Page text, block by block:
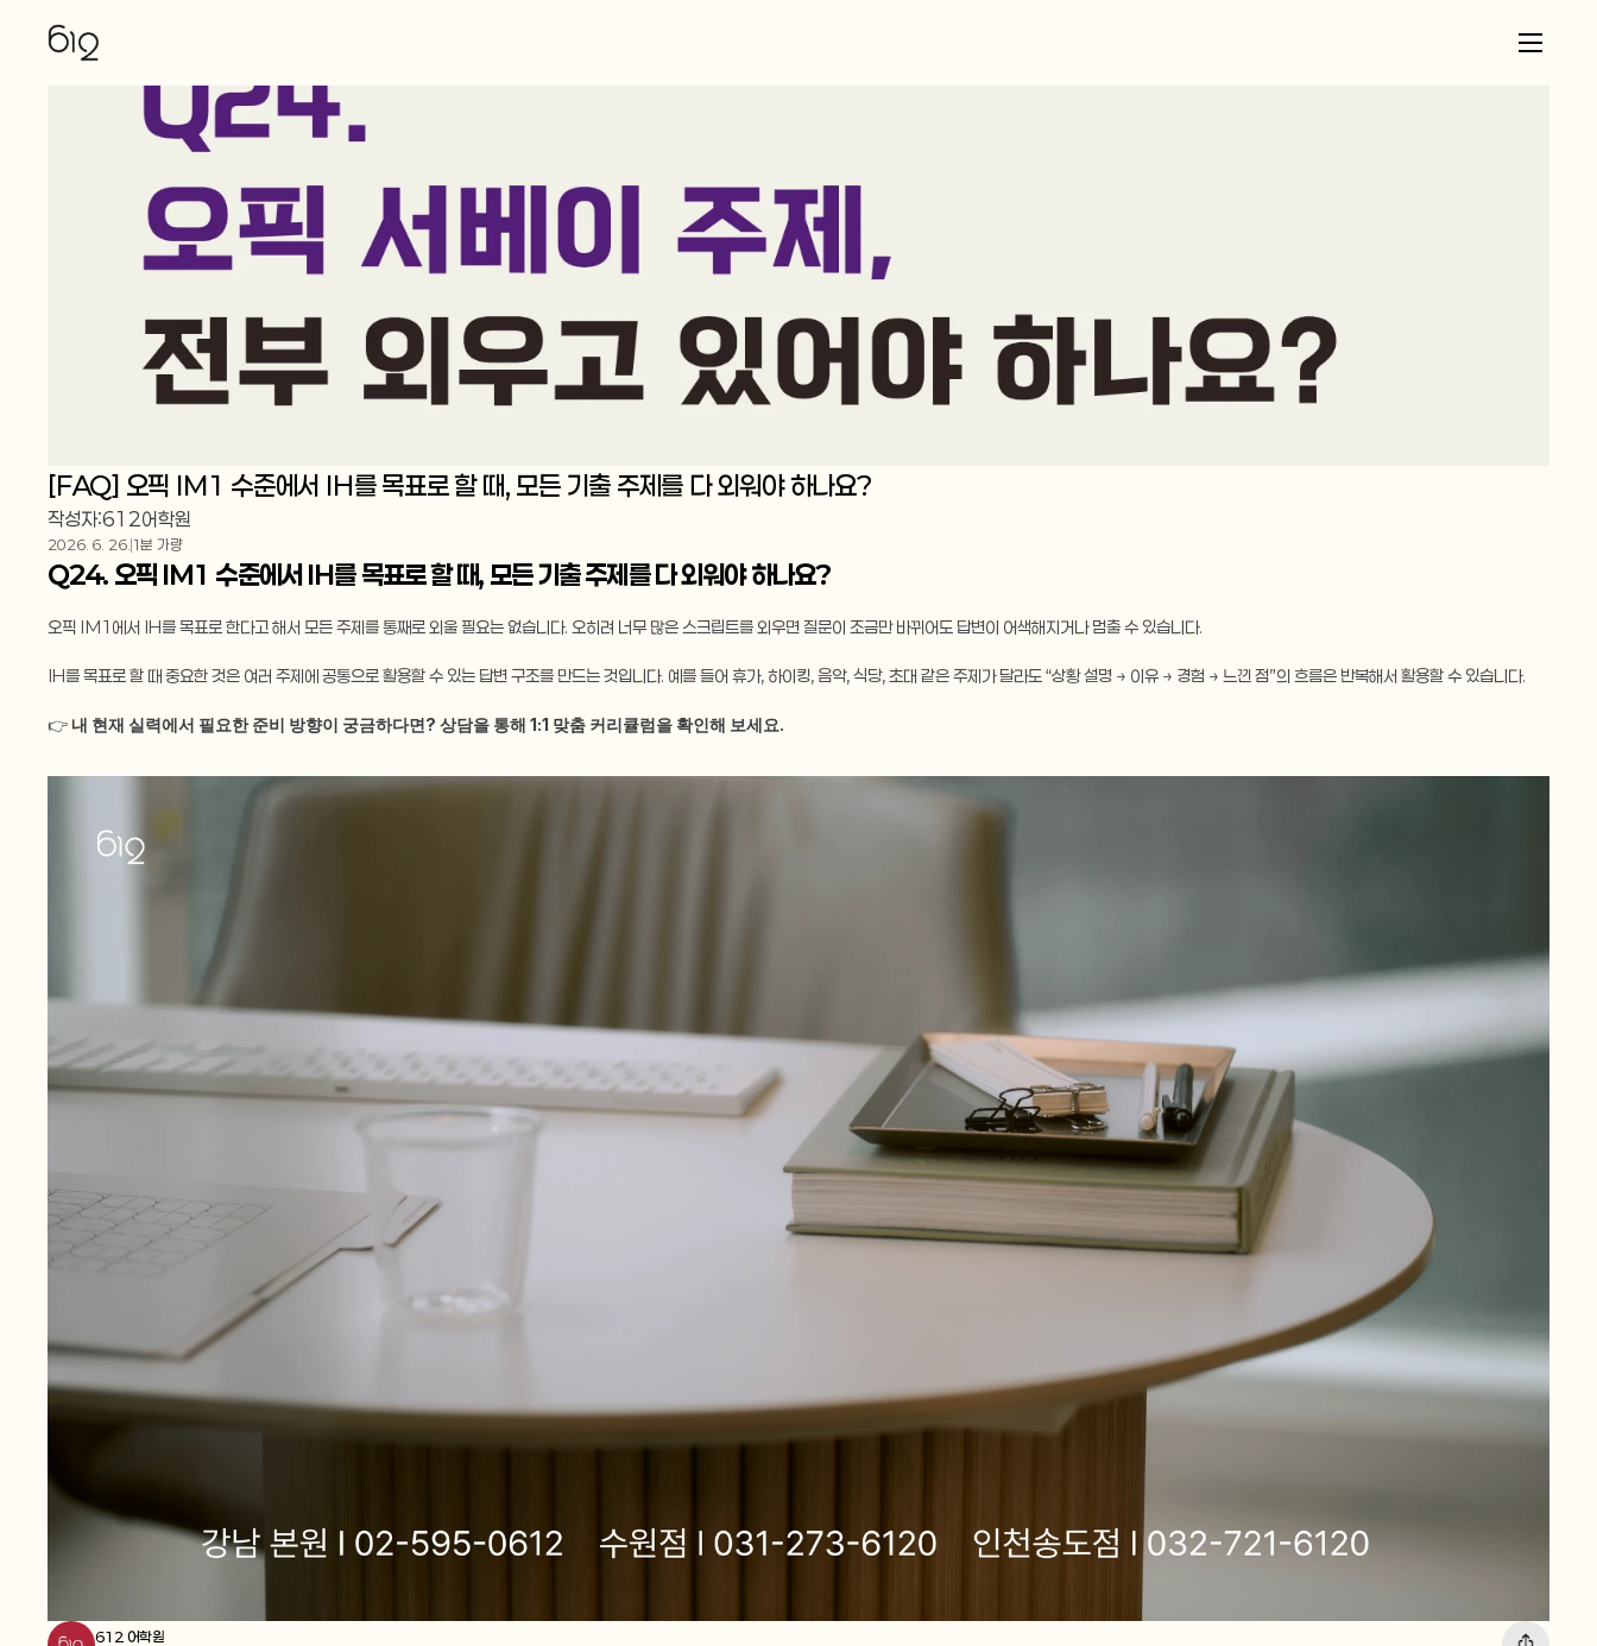
[FAQ] 오픽 IM1 수준에서 IH를 목표로 할 때, 모든 기출 주제를 다 외워야 하나요?
작성자:612어학원
2026. 6. 26. 1분 가량
Q24. 오픽 IM1 수준에서 IH를 목표로 할 때, 모든 기출 주제를 다 외워야 하나요?
오픽 IM1에서 IH를 목표로 한다고 해서 모든 주제를 통째로 외울 필요는 없습니다. 오히려 너무 많은 스크립트를 외우면 질문이 조금만 바뀌어도 답변이 어색해지거나 멈출 수 있습니다.
IH를 목표로 할 때 중요한 것은 여러 주제에 공통으로 활용할 수 있는 답변 구조를 만드는 것입니다. 예를 들어 휴가, 하이킹, 음악, 식당, 초대 같은 주제가 달라도 “상황 설명 → 이유 → 경험 → 느낀 점”의 흐름은 반복해서 활용할 수 있습니다.
👉 내 현재 실력에서 필요한 준비 방향이 궁금하다면? 상담을 통해 1:1 맞춤 커리큘럼을 확인해 보세요.
612 어학원